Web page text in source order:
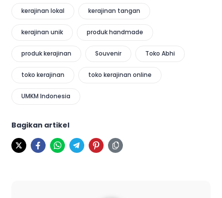
kerajinan lokal kerajinan tangan
kerajinan unik produk handmade
produk kerajinan Souvenir Toko Abhi
toko kerajinan toko kerajinan online
UMKM Indonesia
Bagikan artikel